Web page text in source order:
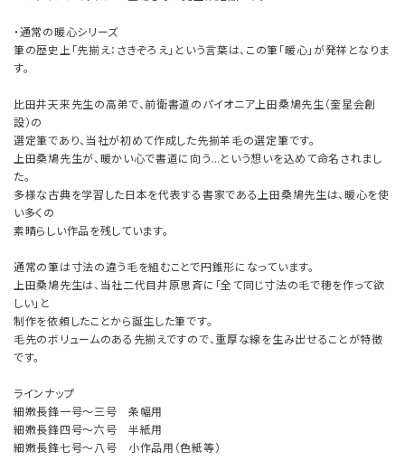
・通常の暖心シリーズ
筆の歴史上「先揃え：さきぞろえ」という言葉は、この筆「暖心」が発祥となりま
す。
比田井天来先生の高弟で、前衛書道のパイオニア上田桑鳩先生（奎星会創
設）の
選定筆であり、当社が初めて作成した先揃羊毛の選定筆です。
上田桑鳩先生が、暖かい心で書道に向う…という想いを込めて命名されまし
た。
多様な古典を学習した日本を代表する書家である上田桑鳩先生は、暖心を使
い多くの
素晴らしい作品を残しています。
通常の筆は寸法の違う毛を組むことで円錐形になっています。
上田桑鳩先生は、当社二代目井原思斉に「全て同じ寸法の毛で穂を作って欲
しい」と
制作を依頼したことから誕生した筆です。
毛先のボリュームのある先揃えですので、重厚な線を生み出せることが特徴
です。
ラインナップ
細嫩長鋒一号～三号 条幅用
細嫩長鋒四号～六号 半紙用
細嫩長鋒七号～八号 小作品用（色紙等）